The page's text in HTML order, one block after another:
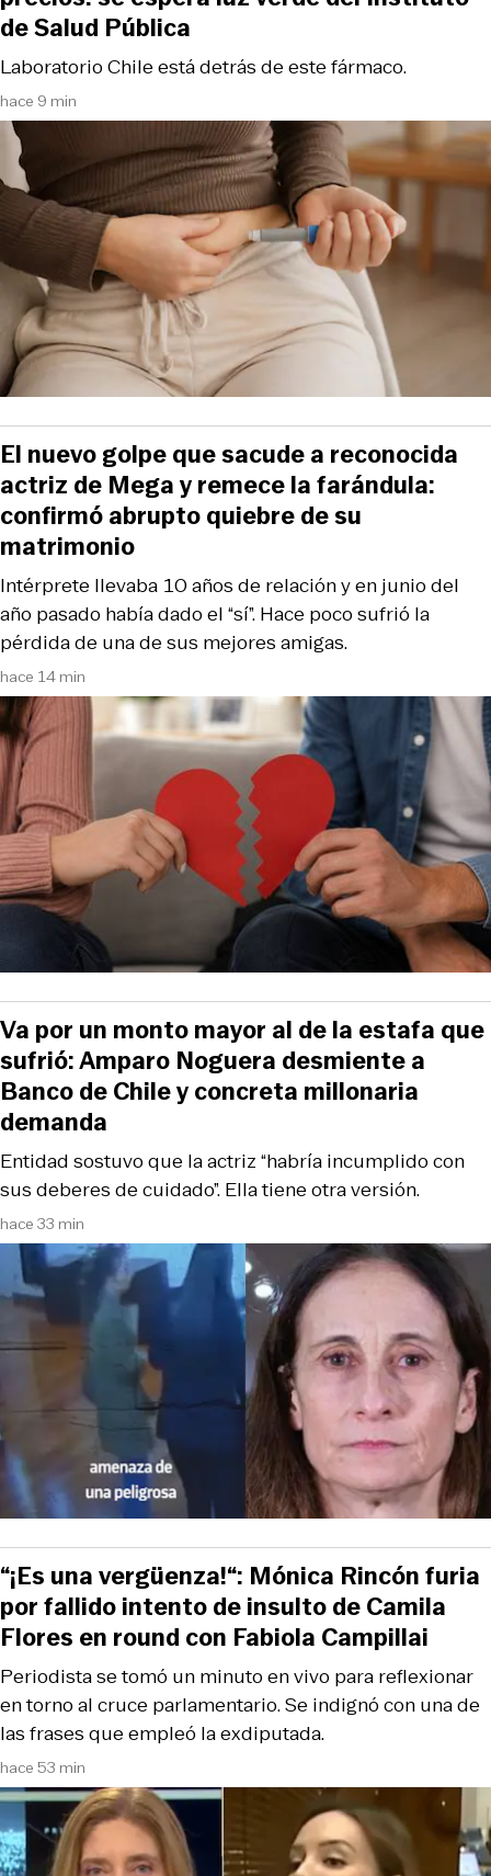
hace 9 min
Laboratorio Chile está detrás de este fármaco.
de Salud Pública
hace 14 min
Intérprete llevaba 10 años de relación y en junio del
año pasado había dado el “sí”. Hace poco sufrió la
pérdida de una de sus mejores amigas.
El nuevo golpe que sacude a reconocida
actriz de Mega y remece la farándula:
confirmó abrupto quiebre de su
matrimonio
hace 33 min
Entidad sostuvo que la actriz “habría incumplido con
sus deberes de cuidado”. Ella tiene otra versión.
Va por un monto mayor al de la estafa que
sufrió: Amparo Noguera desmiente a
Banco de Chile y concreta millonaria
demanda
hace 53 min
Periodista se tomó un minuto en vivo para reflexionar
en torno al cruce parlamentario. Se indignó con una de
las frases que empleó la exdiputada.
“¡Es una vergüenza!“: Mónica Rincón furia
por fallido intento de insulto de Camila
Flores en round con Fabiola Campillai